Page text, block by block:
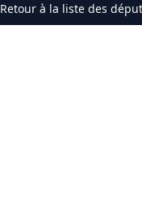
Retour à la liste des